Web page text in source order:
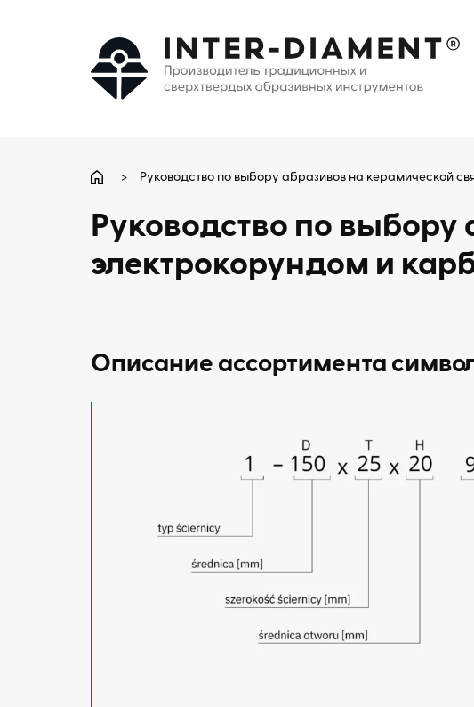
> Руководство по выбору абразивов на керамической
Руководство по выбору
электрокорундом и
Описание ассортимента